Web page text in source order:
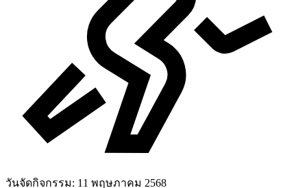
วันจัดกิจกรรม: 11 พฤษภาคม 2568